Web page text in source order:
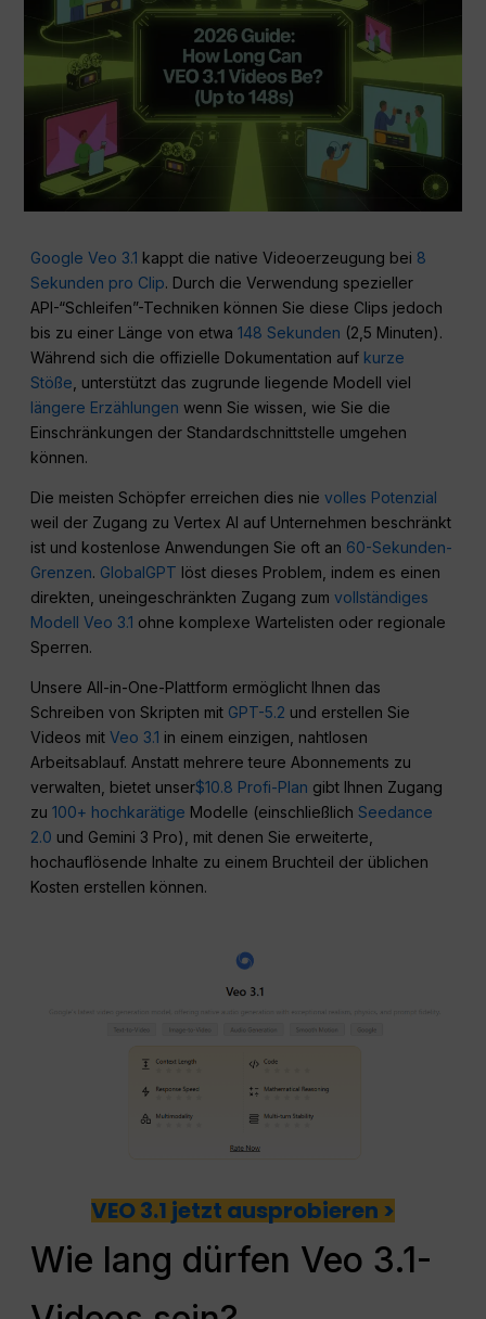
Google Veo 3.1 kappt die native Videoerzeugung bei 8
Sekunden pro Clip. Durch die Verwendung spezieller
API-“Schleifen”-Techniken können Sie diese Clips jedoch
bis zu einer Länge von etwa148 Sekunden (2,5 Minuten).
Während sich die offizielle Dokumentation auf kurze
Stöße , unterstützt das zugrunde liegende Modell viel
längere Erzählungen wenn Sie wissen, wie Sie die
Einschränkungen der Standardschnittstelle umgehen
können.
Die meisten Schöpfer erreichen dies nievolles Potenzial
weil der Zugang zu Vertex AI auf Unternehmen beschränkt
ist und kostenlose Anwendungen Sie oft an 60-Sekunden-
Grenzen. GlobalGPT löst dieses Problem, indem es einen
direkten, uneingeschränkten Zugang zumvollständiges
Modell Veo 3.1 ohne komplexe Wartelisten oder regionale
Sperren.
Unsere All-in-One-Plattform ermöglicht Ihnen das
Schreiben von Skripten mit GPT-5.2 und erstellen Sie
Videos mitVeo 3.1 in einem einzigen, nahtlosen
Arbeitsablauf. Anstatt mehrere teure Abonnements zu
verwalten, bietet unser$10.8 Profi-Plan gibt Ihnen Zugang
zu100+ hochkarätige Modelle (einschließlichSeedance
2.0 und Gemini 3 Pro), mit denen Sie erweiterte,
hochauflösende Inhalte zu einem Bruchteil der üblichen
Kosten erstellen können.
VEO 3.1 jetzt ausprobieren >
Wie lang dürfen Veo 3.1-